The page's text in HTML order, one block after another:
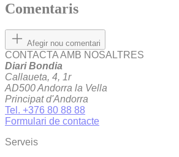
Comentaris
Afegir nou comentari
CONTACTA AMB NOSALTRES
Diari Bondia
Callaueta, 4, 1r
AD500 Andorra la Vella
Principat d'Andorra
Tel. +376 80 88 88
Formulari de contacte
Serveis